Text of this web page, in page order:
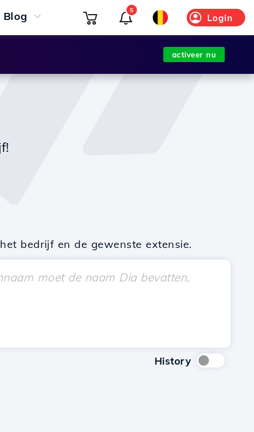
Blog Login
5
activeer nu
bedrijf en de gewenste extensie.
History